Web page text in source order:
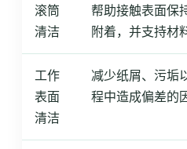
滚筒
清洁
帮助接触表面保
附着，并支持材
工作
表面
清洁
减少纸屑、污垢
程中造成偏差的